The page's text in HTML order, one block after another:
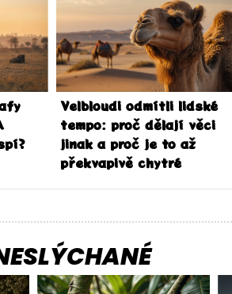
Velbloudi odmítli lidské
tempo: proč dělají věci
jinak a proč je to až
překvapivě chytré